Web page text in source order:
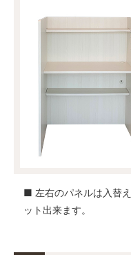
■ 左右のパネルは入替
ット出来ます。